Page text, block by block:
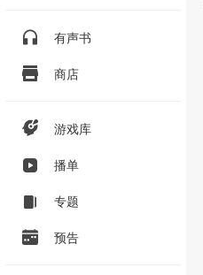
有声书
商店
游戏库
播单
专题
预告